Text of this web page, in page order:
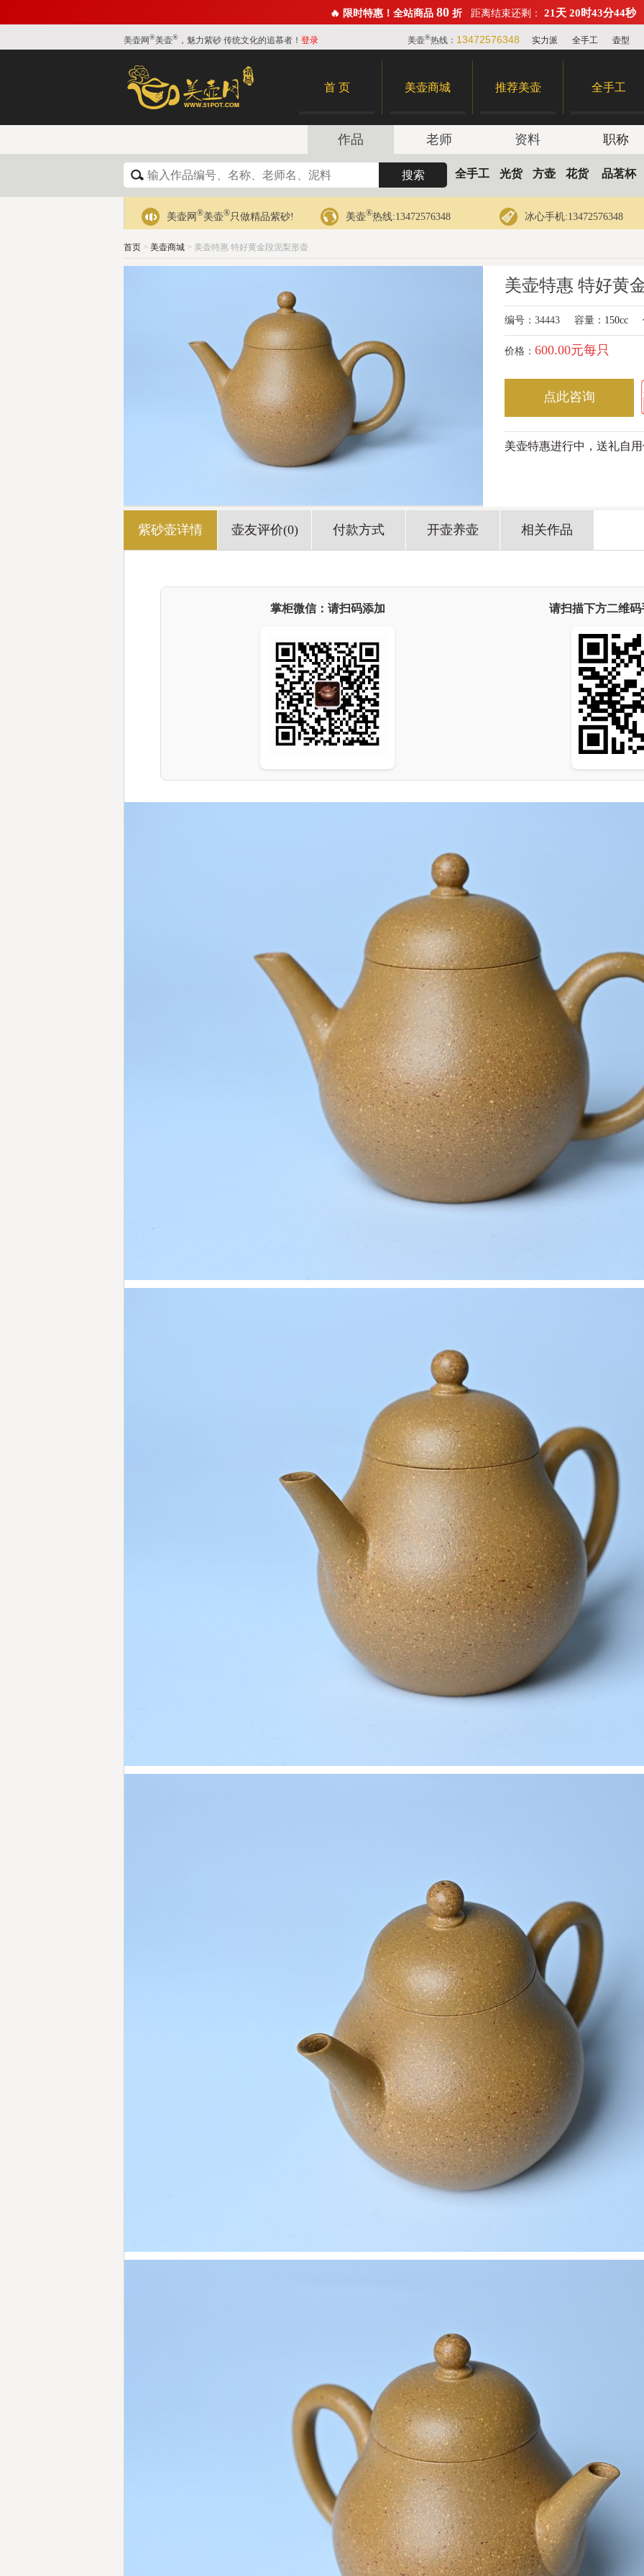
🔥 限时特惠！全站商品 80 折 距离结束还剩： 21天 20时43分43秒
美壶网®美壶® ，魅力紫砂 传统文化的追慕者！ 登录 壶型
全手工
实力派
美壶®热线： 13472576348
首 页 美壶商城 推荐美壶 全手工
作品 老师 资料 职称
全手工 光货 方壶 花货 品茗杯
美壶网®美壶®只做精品紫砂! 美壶®热线:13472576348 冰心手机:13472576348
首页 > 美壶商城 > 美壶特惠 特好黄金段泥梨形壶
美壶特惠 特好黄
编号：34443 容量： 150cc
价格： 600.00元每只
点此咨询
美壶特惠进行中，送礼自
紫砂壶详情 壶友评价(0) 付款方式 开壶养壶 相关作品
掌柜微信：请扫码添加 请扫描下方二维